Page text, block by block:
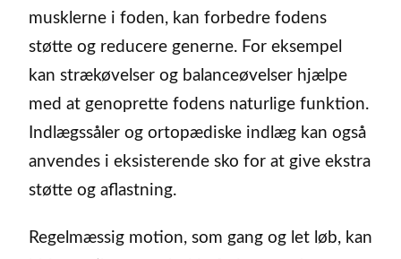
musklerne i foden, kan forbedre fodens
støtte og reducere generne. For eksempel
kan strækøvelser og balanceøvelser hjælpe
med at genoprette fodens naturlige funktion.
Indlægssåler og ortopædiske indlæg kan også
anvendes i eksisterende sko for at give ekstra
støtte og aflastning.
Regelmæssig motion, som gang og let løb, kan